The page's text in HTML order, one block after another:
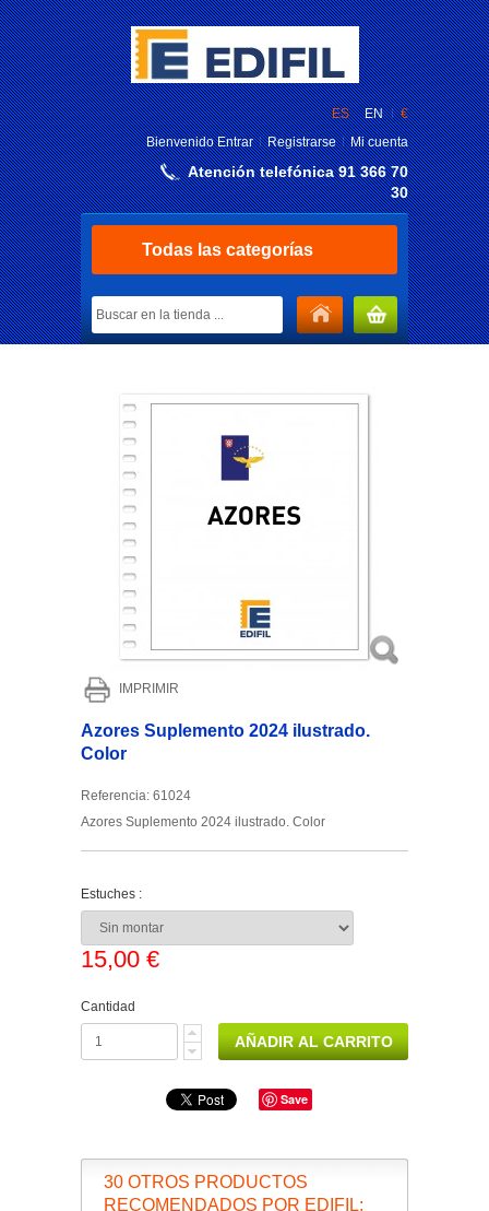
€
ES
EN
BienvenidoEntrar Registrarse Mi cuenta
Atención telefónica 91 366 70
30
Todas las categorías
MI CARRITO
IMPRIMIR
Azores Suplemento 2024 ilustrado.
Color
Referencia: 61024
Azores Suplemento 2024 ilustrado. Color
Estuches :
15,00 €
Cantidad
Save
30 OTROS PRODUCTOS
RECOMENDADOS POR EDIFIL: